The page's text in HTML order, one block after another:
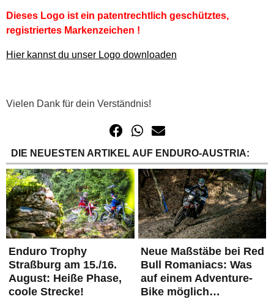
Dieses Logo ist ein patentrechtlich geschütztes,
registriertes Markenzeichen !
Hier kannst du unser Logo downloaden
Vielen Dank für dein Verständnis!
DIE NEUESTEN ARTIKEL AUF ENDURO-AUSTRIA:
Enduro Trophy
Straßburg am 15./16.
August: Heiße Phase,
coole Strecke!
Neue Maßstäbe bei Red
Bull Romaniacs: Was
auf einem Adventure-
Bike möglich…